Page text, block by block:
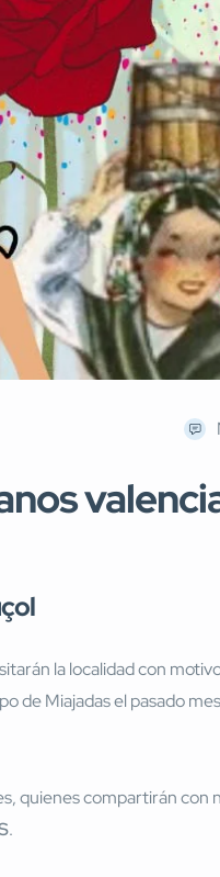
la localidad con
de Miajadas el pasado
quienes compartirán con
.